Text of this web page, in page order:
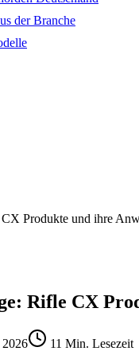
der Branche
Produkte und ihre
Rifle CX
2026 11 Min. Lesezeit